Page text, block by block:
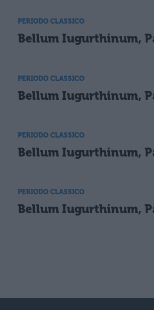
PERIODO CLASSICO
Bellum Iugurthinum,
PERIODO CLASSICO
Bellum Iugurthinum,
PERIODO CLASSICO
Bellum Iugurthinum,
PERIODO CLASSICO
Bellum Iugurthinum,